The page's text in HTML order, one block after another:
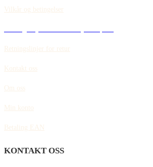
Vilkår og betingelser
Retningslinjer for retur
Kontakt oss
Om oss
Min konto
Betaling EAN
KONTAKT OSS